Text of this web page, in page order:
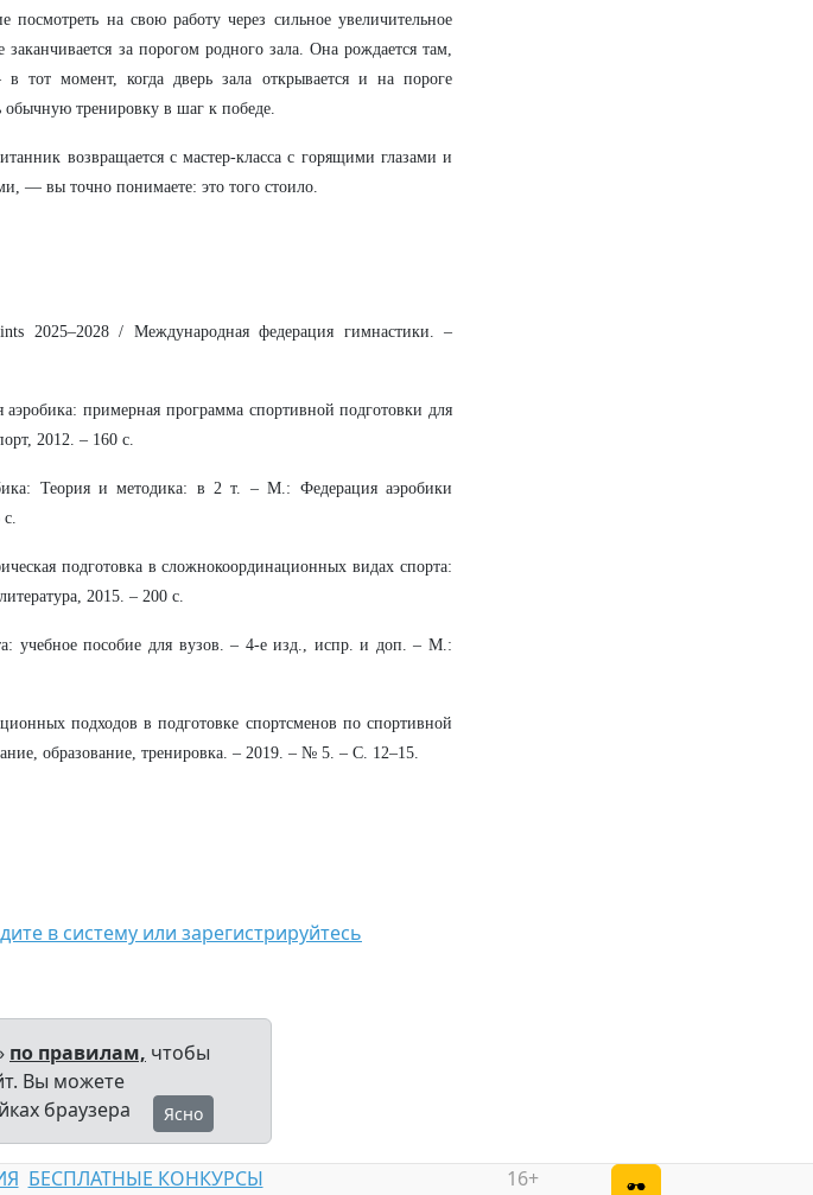
посмотреть на свою работу через сильное увеличительное
заканчивается за порогом родного зала. Она рождается там,
тот момент, когда дверь зала открывается и на пороге
обычную тренировку в шаг к победе.
возвращается с мастер-класса с горящими глазами и
— вы точно понимаете: это того стоило.
2025–2028 / Международная федерация гимнастики. –
примерная программа спортивной подготовки для
2012. – 160 с.
Теория и методика: в 2 т. – М.: Федерация аэробики
подготовка в сложнокоординационных видах спорта:
2015. – 200 с.
учебное пособие для вузов. – 4-е изд., испр. и доп. – М.:
подходов в подготовке спортсменов по спортивной
образование, тренировка. – 2019. – № 5. – С. 12–15.
в систему или зарегистрируйтесь
по правилам, чтобы
Вы можете
браузера
Ясно
БЕСПЛАТНЫЕ КОНКУРСЫ
16+